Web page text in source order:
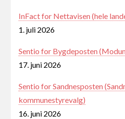
InFact for Nettavisen (hele
1. juli 2026
Sentio for Bygdeposten
17. juni 2026
Sentio for Sandnesposten
kommunestyrevalg)
16. juni 2026